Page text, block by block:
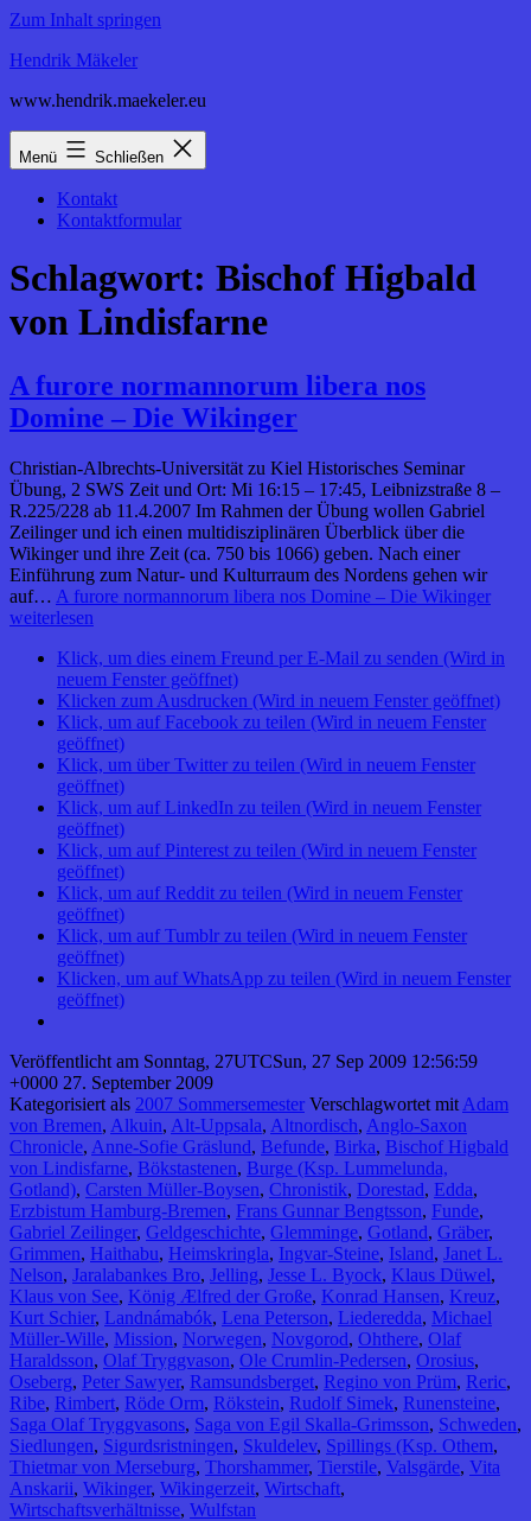
Zum Inhalt springen
Hendrik Mäkeler
www.hendrik.maekeler.eu
Menü Schließen
Kontakt
Kontaktformular
Schlagwort: Bischof Higbald
von Lindisfarne
A furore normannorum libera nos
Domine – Die Wikinger
Christian-Albrechts-Universität zu Kiel Historisches Seminar
Übung, 2 SWS Zeit und Ort: Mi 16:15 – 17:45, Leibnizstraße 8 –
R.225/228 ab 11.4.2007 Im Rahmen der Übung wollen Gabriel
Zeilinger und ich einen multidisziplinären Überblick über die
Wikinger und ihre Zeit (ca. 750 bis 1066) geben. Nach einer
Einführung zum Natur- und Kulturraum des Nordens gehen wir
auf… A furore normannorum libera nos Domine – Die Wikinger
weiterlesen
Klick, um dies einem Freund per E-Mail zu senden (Wird in
neuem Fenster geöffnet)
Klicken zum Ausdrucken (Wird in neuem Fenster geöffnet)
Klick, um auf Facebook zu teilen (Wird in neuem Fenster
geöffnet)
Klick, um über Twitter zu teilen (Wird in neuem Fenster
geöffnet)
Klick, um auf LinkedIn zu teilen (Wird in neuem Fenster
geöffnet)
Klick, um auf Pinterest zu teilen (Wird in neuem Fenster
geöffnet)
Klick, um auf Reddit zu teilen (Wird in neuem Fenster
geöffnet)
Klick, um auf Tumblr zu teilen (Wird in neuem Fenster
geöffnet)
Klicken, um auf WhatsApp zu teilen (Wird in neuem Fenster
geöffnet)
Veröffentlicht am Sonntag, 27UTCSun, 27 Sep 2009 12:56:59
+0000 27. September 2009
Kategorisiert als 2007 Sommersemester Verschlagwortet mit Adam
von Bremen, Alkuin, Alt-Uppsala, Altnordisch, Anglo-Saxon
Chronicle, Anne-Sofie Gräslund, Befunde, Birka, Bischof Higbald
von Lindisfarne, Bökstastenen, Burge (Ksp. Lummelunda,
Gotland), Carsten Müller-Boysen, Chronistik, Dorestad, Edda,
Erzbistum Hamburg-Bremen, Frans Gunnar Bengtsson, Funde,
Gabriel Zeilinger, Geldgeschichte, Glemminge, Gotland, Gräber,
Grimmen, Haithabu, Heimskringla, Ingvar-Steine, Island, Janet L.
Nelson, Jaralabankes Bro, Jelling, Jesse L. Byock, Klaus Düwel,
Klaus von See, König Ælfred der Große, Konrad Hansen, Kreuz,
Kurt Schier, Landnámabók, Lena Peterson, Liederedda, Michael
Müller-Wille, Mission, Norwegen, Novgorod, Ohthere, Olaf
Haraldsson, Olaf Tryggvason, Ole Crumlin-Pedersen, Orosius,
Oseberg, Peter Sawyer, Ramsundsberget, Regino von Prüm, Reric,
Ribe, Rimbert, Röde Orm, Rökstein, Rudolf Simek, Runensteine,
Saga Olaf Tryggvasons, Saga von Egil Skalla-Grimsson, Schweden,
Siedlungen, Sigurdsristningen, Skuldelev, Spillings (Ksp. Othem,
Thietmar von Merseburg, Thorshammer, Tierstile, Valsgärde, Vita
Anskarii, Wikinger, Wikingerzeit, Wirtschaft,
Wirtschaftsverhältnisse, Wulfstan